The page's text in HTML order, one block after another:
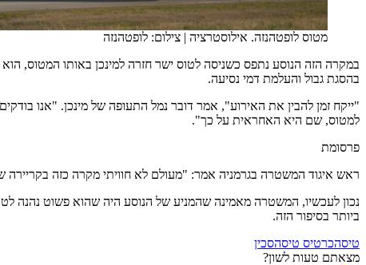
מטוס לופטהנזה. אילוסטרציה | צילום: לופטהנזה
בהסגת גבול והעלמת דמי נסיעה.
"ייקח זמן להבין את האירוע", אמר דובר נמל התעופה של מינכן. "אנו
למטוס, שם היא האחראית על כך".
פרסומת
ראש איגוד המשטרה בגרמניה אמר: "מעולם לא חוויתי מקרה כזה בקריירה
נכון לעכשיו, המשטרה מאמינה שהמניע של הנוסע היה שהוא פשוט נהנה
ביותר בסיפור הזה.
טיסהכרטיס טיסהסכין
מצאתם טעות לשון?